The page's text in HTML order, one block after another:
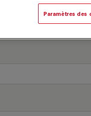
Paramètres des